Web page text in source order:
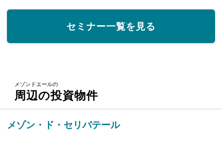
セミナー一覧を見る
メゾンドエールの
周辺の投資物件
メゾン・ド・セリバテール